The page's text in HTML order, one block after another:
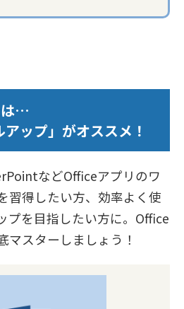
は…
アップ」がオススメ！
などOfficeアプリのワ
習得したい方、効率よく使
プを目指したい方に。Office
マスターしましょう！